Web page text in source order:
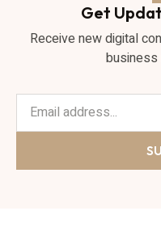
Get
Receive new digital
business